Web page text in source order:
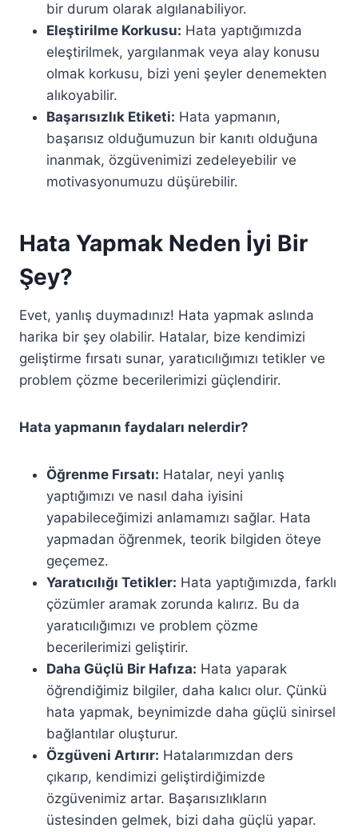
bir durum olarak algılanabiliyor.
Eleştirilme Korkusu: Hata yaptığımızda
eleştirilmek, yargılanmak veya alay konusu
olmak korkusu, bizi yeni şeyler denemekten
alıkoyabilir.
Başarısızlık Etiketi: Hata yapmanın,
başarısız olduğumuzun bir kanıtı olduğuna
inanmak, özgüvenimizi zedeleyebilir ve
motivasyonumuzu düşürebilir.
Hata Yapmak Neden İyi Bir
Şey?
Evet, yanlış duymadınız! Hata yapmak aslında
harika bir şey olabilir. Hatalar, bize kendimizi
geliştirme fırsatı sunar, yaratıcılığımızı tetikler ve
problem çözme becerilerimizi güçlendirir.
Hata yapmanın faydaları nelerdir?
Öğrenme Fırsatı: Hatalar, neyi yanlış
yaptığımızı ve nasıl daha iyisini
yapabileceğimizi anlamamızı sağlar. Hata
yapmadan öğrenmek, teorik bilgiden öteye
geçemez.
Yaratıcılığı Tetikler: Hata yaptığımızda, farklı
çözümler aramak zorunda kalırız. Bu da
yaratıcılığımızı ve problem çözme
becerilerimizi geliştirir.
Daha Güçlü Bir Hafıza: Hata yaparak
öğrendiğimiz bilgiler, daha kalıcı olur. Çünkü
hata yapmak, beynimizde daha güçlü sinirsel
bağlantılar oluşturur.
Özgüveni Artırır: Hatalarımızdan ders
çıkarıp, kendimizi geliştirdiğimizde
özgüvenimiz artar. Başarısızlıkların
üstesinden gelmek, bizi daha güçlü yapar.